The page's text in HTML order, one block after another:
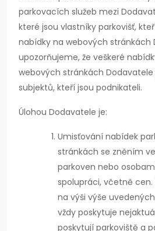
parkovacích služeb mezi
které jsou vlastníky parkovišť,
nabídky na webových stránkách
upozorňujeme, že veškeré
webových stránkách
subjektů, kteří jsou podnikateli.
Úlohou Dodavatele je:
Umisťování nabídek
stránkách se zněním
parkoven nebo
spolupráci, včetně
na výši výše
vždy poskytuje
poskytují parkoviště a